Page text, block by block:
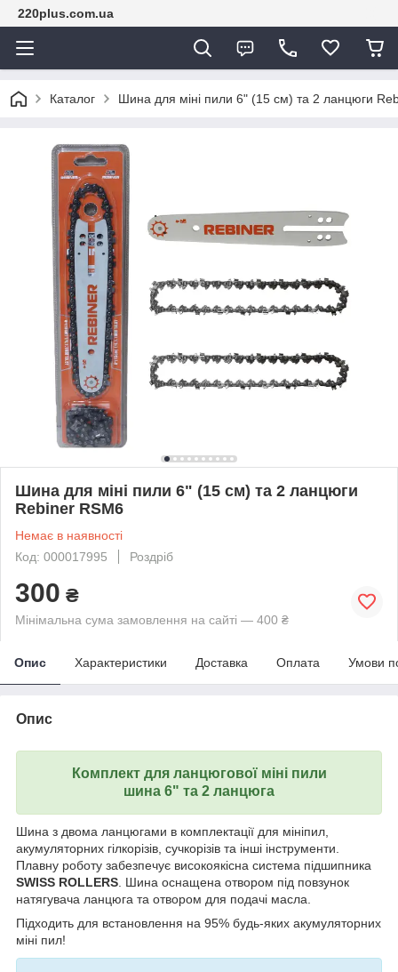
220plus.com.ua
Каталог Шина для міні пили 6" (15 см) та 2 ланцюги
Шина для міні пили 6" (15 см) та 2 ланцюги
Rebiner RSM6
Немає в наявності
Код: 000017995
Роздріб
300 ₴
Мінімальна сума замовлення на сайті — 400 ₴
Опис Характеристики Доставка Оплата Умови
Опис
Комплект для ланцюгової міні пили
шина 6" та 2 ланцюга
Шина з двома ланцюгами в комплектації для мініпил,
акумуляторних гілкорізів, сучкорізів та інші інструменти.
Плавну роботу забезпечує високоякісна система підшипника
SWISS ROLLERS . Шина оснащена отвором під повзунок
натягувача ланцюга та отвором для подачі масла.
Підходить для встановлення на 95% будь-яких акумуляторних
міні пил!